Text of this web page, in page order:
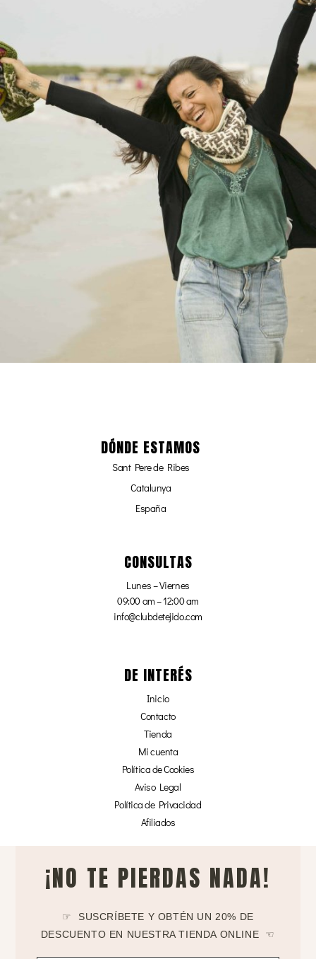
DÓNDE ESTAMOS
Sant Pere de Ribes
Catalunya
España
CONSULTAS
Lunes – Viernes
09:00 am – 12:00 am
info@clubdetejido.com
DE INTERÉS
Inicio
Contacto
Tienda
Mi cuenta
Política de Cookies
Aviso Legal
Política de Privacidad
Afiliados
¡NO TE PIERDAS NADA!
☞ SUSCRÍBETE Y OBTÉN UN 20% DE
DESCUENTO EN NUESTRA TIENDA ONLINE ☜